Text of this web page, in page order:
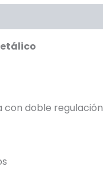
con doble regulación